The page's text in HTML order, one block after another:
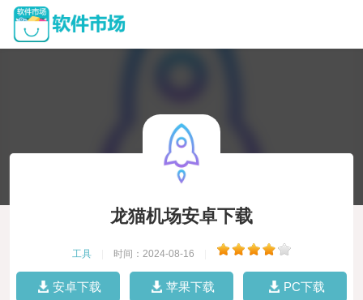
龙猫机场安卓下载
工具 时间：2024-08-16
安卓下载 苹果下载 PC下载